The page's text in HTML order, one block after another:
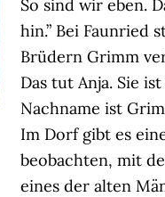
So sind wir eben.
hin.” Bei Faunried
Brüdern Grimm
Das tut Anja. Sie
Nachname ist
Im Dorf gibt es
beobachten, mit
eines der alten